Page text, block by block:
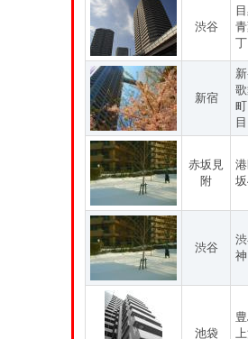
渋谷
新宿
目
赤坂見
附
渋谷
池袋